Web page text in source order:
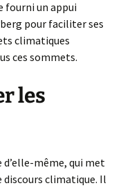
fourni un appui
pour faciliter ses
climatiques
ces sommets.
les
d’elle-même, qui met
discours climatique. Il